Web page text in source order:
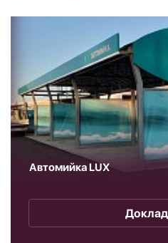
Автомийка LUX